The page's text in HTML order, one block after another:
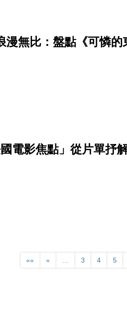
漫無比：盤點《可憐
電影焦點」從片單抒
«« « … 3 4 5